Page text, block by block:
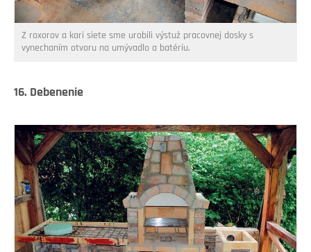
Z roxorov a kari siete sme urobili výstuž pracovnej dosky s
vynechaním otvoru na umývadlo a batériu.
16. Debenenie